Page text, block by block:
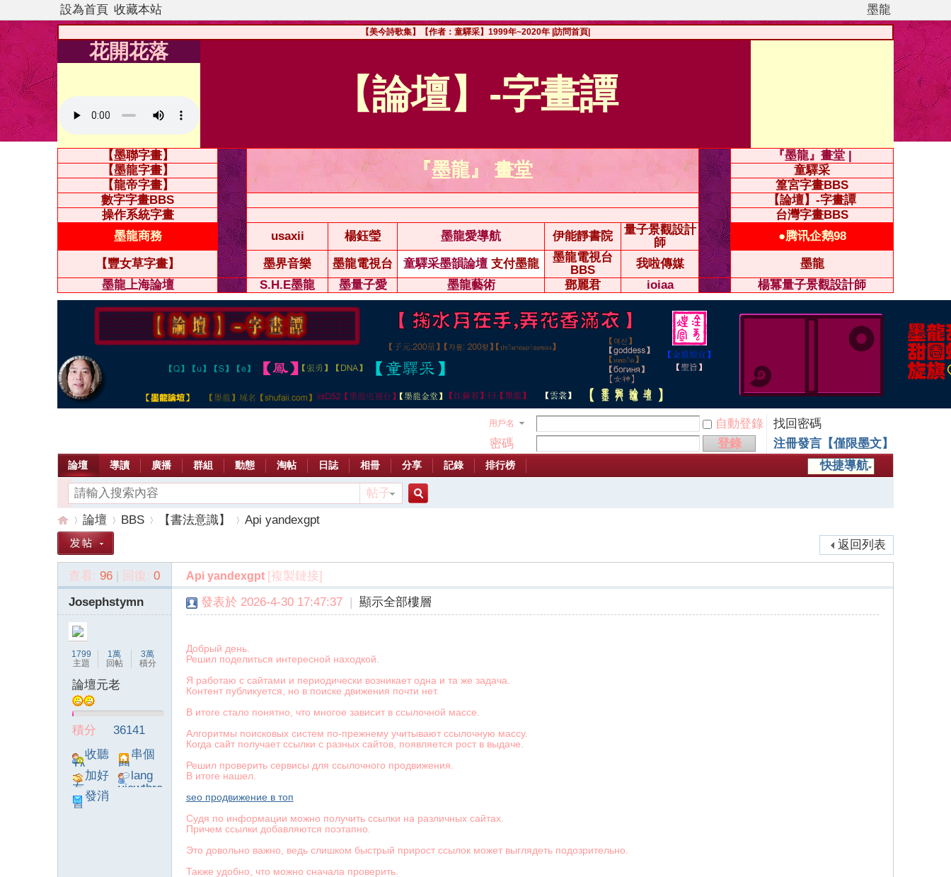
設為首頁 收藏本站 墨龍
【美今詩歌集】【作者：童驛采】1999年~2020年 |訪問首頁|
花開花落
【論壇】-字畫譚
【墨聯字畫】
『墨龍』 畫堂
『墨龍』畫堂 |
【墨龍字畫】
童驛采
【龍帝字畫】
篁宮字畫BBS
數字字畫BBS
【論壇】-字畫譚
操作系統字畫
台灣字畫BBS
墨龍商務
usaxii 楊鈺瑩 墨龍愛導航 伊能靜書院
量子景觀設計
師
●腾讯企鹅98
【豐女草字畫】 墨界音樂 墨龍電視台 童驛采墨韻論壇 支付墨龍
墨龍電視台
BBS
我啦傳媒
墨龍
墨龍上海論壇
S.H.E墨龍 墨量子愛 墨龍藝術 鄧麗君 ioiaa 楊冪量子景觀設計師
用戶名 自動登錄
找回密碼
密碼
登錄
注冊發言【僅限墨文】
快捷導航
論壇 導讀 廣播 群組 動態 淘帖 日誌 相冊 分享 記錄 排行榜
帖子
»
論壇
›
BBS
›
【書法意識】
›
Api yandexgpt
返回列表
查看: 96 | 回復: 0 Api yandexgpt [複製鏈接]
Josephstymn
1799
主題
1萬
回帖
3萬
積分
論壇元老
積分
36141
收聽
TA
串個
門
加好
友
lang
viewthre
發消
息
發表於 2026-4-30 17:47:37 | 顯示全部樓層
Добрый день.
Решил поделиться интересной находкой.
Я работаю с сайтами и периодически возникает одна и та же задача.
Контент публикуется, но в поиске движения почти нет.
В итоге стало понятно, что многое зависит в ссылочной массе.
Алгоритмы поисковых систем по-прежнему учитывают ссылочную массу.
Когда сайт получает ссылки с разных сайтов, появляется рост в выдаче.
Решил проверить сервисы для ссылочного продвижения.
В итоге нашел.
seo продвижение в топ
Судя по информации можно получить ссылки на различных сайтах.
Причем ссылки добавляются поэтапно.
Это довольно важно, ведь слишком быстрый прирост ссылок может выглядеть подозрительно.
Также удобно, что можно сначала проверить.